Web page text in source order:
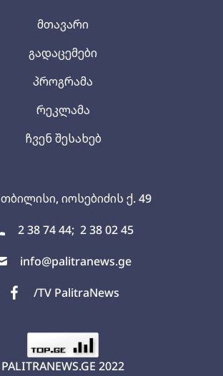
თბილისი, იოსებიძის ქ. 49
2 38 74 44; 2 38 02 45
info@palitranews.ge
/TV PalitraNews
მთავარი
გადაცემები
პროგრამა
რეკლამა
ჩვენ შესახებ
PALITRANEWS.GE 2022